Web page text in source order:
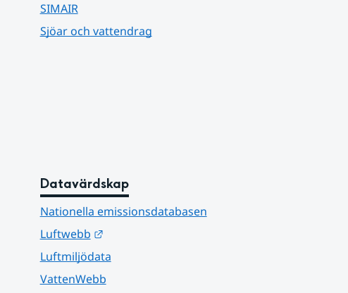
SIMAIR
Sjöar och vattendrag
Datavärdskap
Nationella emissionsdatabasen
Luftwebb
Länk till annan webbplats.
Luftmiljödata
VattenWebb